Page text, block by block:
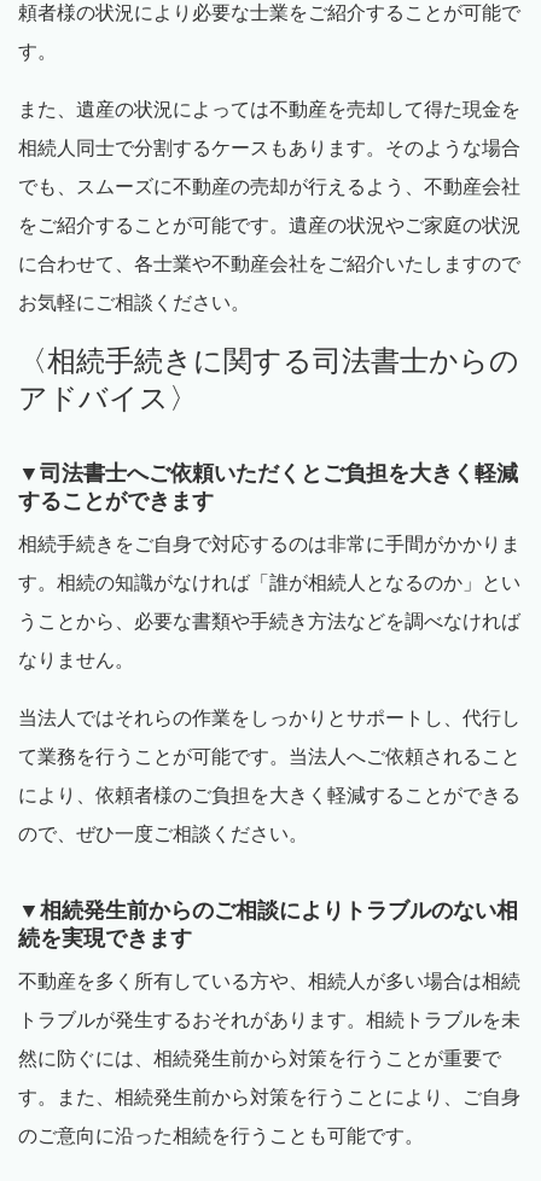
頼者様の状況により必要な士業をご紹介することが可能で
す。
また、遺産の状況によっては不動産を売却して得た現金を
相続人同士で分割するケースもあります。そのような場合
でも、スムーズに不動産の売却が行えるよう、不動産会社
をご紹介することが可能です。遺産の状況やご家庭の状況
に合わせて、各士業や不動産会社をご紹介いたしますので
お気軽にご相談ください。
〈相続手続きに関する司法書士からの
アドバイス〉
▼司法書士へご依頼いただくとご負担を大きく軽減
することができます
相続手続きをご自身で対応するのは非常に手間がかかりま
す。相続の知識がなければ「誰が相続人となるのか」とい
うことから、必要な書類や手続き方法などを調べなければ
なりません。
当法人ではそれらの作業をしっかりとサポートし、代行し
て業務を行うことが可能です。当法人へご依頼されること
により、依頼者様のご負担を大きく軽減することができる
ので、ぜひ一度ご相談ください。
▼相続発生前からのご相談によりトラブルのない相
続を実現できます
不動産を多く所有している方や、相続人が多い場合は相続
トラブルが発生するおそれがあります。相続トラブルを未
然に防ぐには、相続発生前から対策を行うことが重要で
す。また、相続発生前から対策を行うことにより、ご自身
のご意向に沿った相続を行うことも可能です。